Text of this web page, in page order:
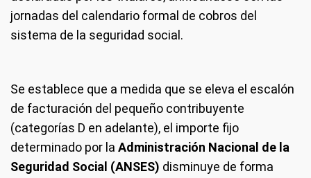
jornadas del calendario formal de cobros del
sistema de la seguridad social.
Se establece que a medida que se eleva el escalón
de facturación del pequeño contribuyente
(categorías D en adelante), el importe fijo
determinado por la Administración Nacional de la
Seguridad Social (ANSES) disminuye de forma